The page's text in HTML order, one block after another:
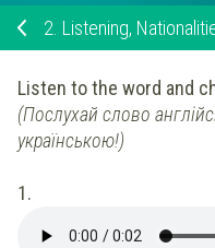
2. Listening,
Listen to the word and
(Послухай слово
українською!)
1.